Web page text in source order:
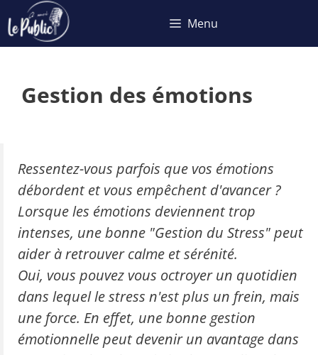
au
contenu
Menu
Gestion des émotions
Ressentez-vous parfois que vos émotions
débordent et vous empêchent d'avancer ?
Lorsque les émotions deviennent trop
intenses, une bonne "Gestion du Stress" peut
aider à retrouver calme et sérénité.
Oui, vous pouvez vous octroyer un quotidien
dans lequel le stress n'est plus un frein, mais
une force. En effet, une bonne gestion
émotionnelle peut devenir un avantage dans